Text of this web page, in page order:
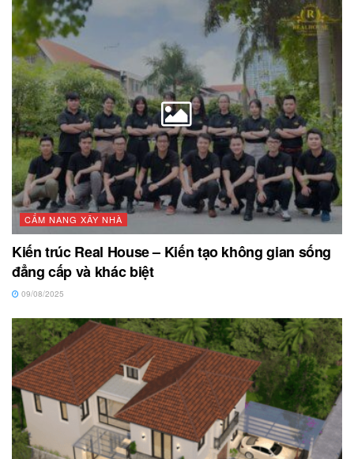
CẨM NANG XÂY NHÀ
Kiến trúc Real House – Kiến tạo không gian sống
đẳng cấp và khác biệt
09/08/2025